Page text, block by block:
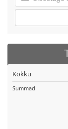
Kokku
Summad